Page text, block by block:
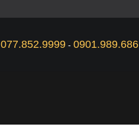
077.852.9999- 0901.989.686